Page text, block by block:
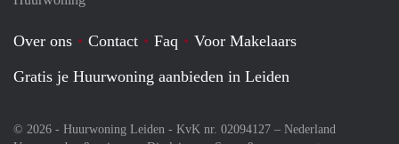
Over ons Contact Faq
Voor Makelaars
Gratis je Huurwoning aanbieden in Leiden
© 2026 - Huurwoning Leiden - KvK nr. 02094127 – Nederland